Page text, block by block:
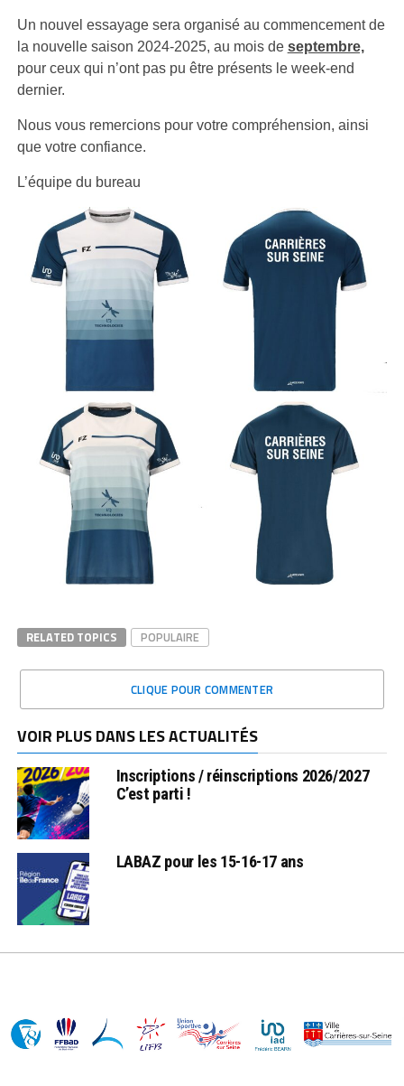
Un nouvel essayage sera organisé au commencement de
la nouvelle saison 2024-2025, au mois de septembre,
pour ceux qui n’ont pas pu être présents le week-end
dernier.
Nous vous remercions pour votre compréhension, ainsi
que votre confiance.
L’équipe du bureau
RELATED TOPICS POPULAIRE
CLIQUE POUR COMMENTER
VOIR PLUS DANS LES ACTUALITÉS
Inscriptions / réinscriptions 2026/2027
C’est parti !
LABAZ pour les 15-16-17 ans